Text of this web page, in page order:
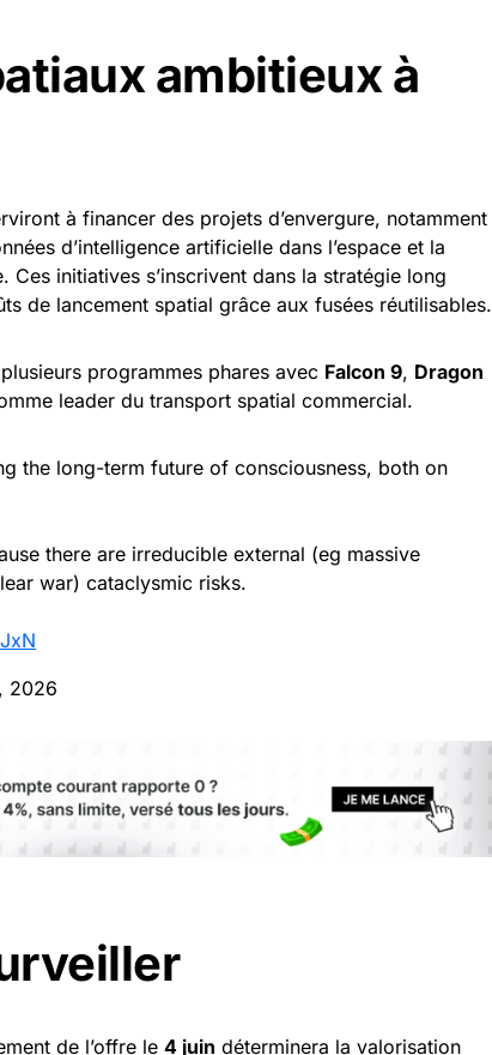
ambitieux à
à financer des projets d’envergure, notamment
d’intelligence artificielle dans l’espace et la
Ces initiatives s’inscrivent dans la stratégie long
de lancement spatial grâce aux fusées réutilisables.
programmes phares avec Falcon 9, Dragon
leader du transport spatial commercial.
the long-term future of consciousness, both on
there are irreducible external (eg massive
war) cataclysmic risks.
2026
de l’offre le 4 juin déterminera la valorisation